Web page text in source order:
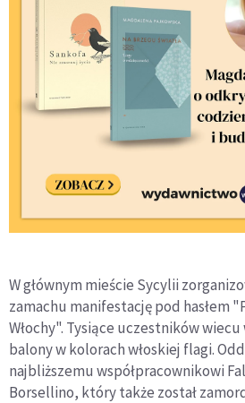
W głównym mieście Sycylii
zamachu manifestację pod hasłem
Włochy". Tysiące uczestników
balony w kolorach włoskiej flagi.
najbliższemu współpracownikowi
Borsellino, który także został